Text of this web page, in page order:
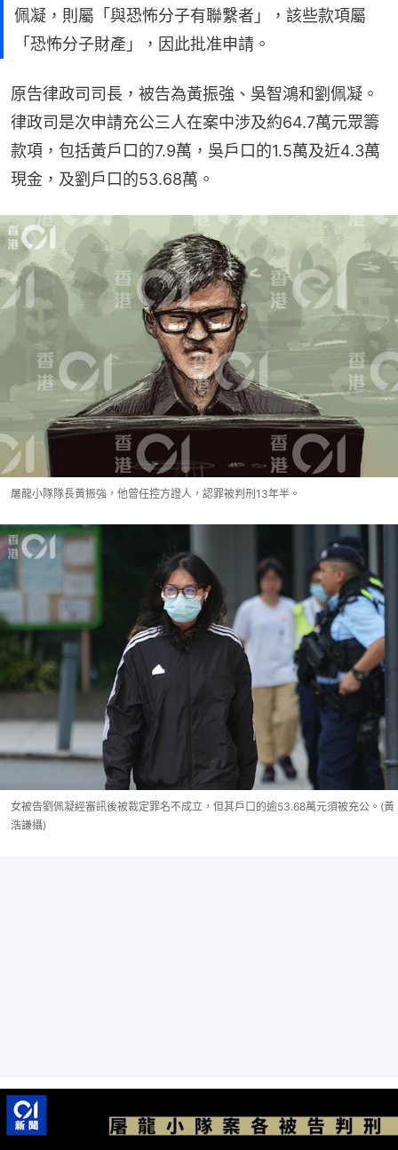
佩凝，則屬「與恐怖分子有聯繫者」，該些款項屬
「恐怖分子財產」，因此批准申請。
原告律政司司長，被告為黃振強、吳智鴻和劉佩凝。
律政司是次申請充公三人在案中涉及約64.7萬元眾籌
款項，包括黃戶口的7.9萬，吳戶口的1.5萬及近4.3萬
現金，及劉戶口的53.68萬。
屠龍小隊隊長黃振強，他曾任控方證人，認罪被判刑13年半。
女被告劉佩凝經審訊後被裁定罪名不成立，但其戶口的逾53.68萬元須被充公。(黃
浩謙攝)